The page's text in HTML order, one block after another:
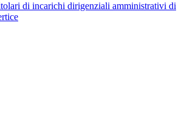
di incarichi dirigenziali amministrativi di